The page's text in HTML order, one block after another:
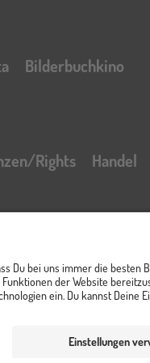
Bilderbuchkino
Rights Handel
Impressum AGB